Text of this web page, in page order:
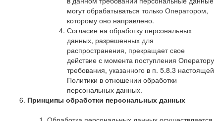
могут обрабатываться только Оператором,
которому оно направлено.
Согласие на обработку персональных
данных, разрешенных для
распространения, прекращает свое
действие с момента поступления Оператору
требования, указанного в п. 5.8.3 настоящей
Политики в отношении обработки
персональных данных.
Принципы обработки персональных данных